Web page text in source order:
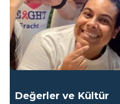
Değerler ve Kültür